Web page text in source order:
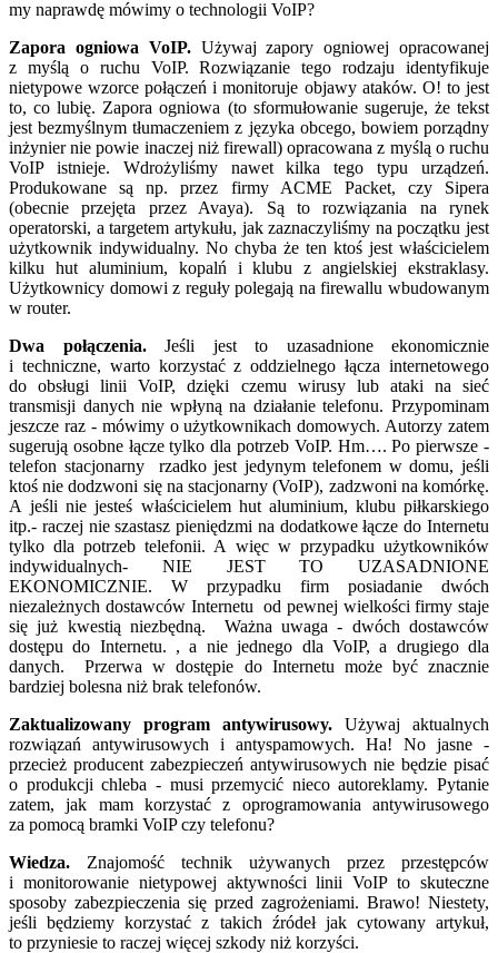
my naprawdę mówimy o technologii VoIP?
Zapora ogniowa VoIP.Używaj zapory ogniowej opracowanej
z myślą o ruchu VoIP. Rozwiązanie tego rodzaju identyfikuje
nietypowe wzorce połączeń i monitoruje objawy ataków. O! to jest
to, co lubię. Zapora ogniowa (to sformułowanie sugeruje, że tekst
jest bezmyślnym tłumaczeniem z języka obcego, bowiem porządny
inżynier nie powie inaczej niż firewall) opracowana z myślą o ruchu
VoIP istnieje. Wdrożyliśmy nawet kilka tego typu urządzeń.
Produkowane są np. przez firmy ACME Packet, czy Sipera
(obecnie przejęta przez Avaya). Są to rozwiązania na rynek
operatorski, a targetem artykułu, jak zaznaczyliśmy na początku jest
użytkownik indywidualny. No chyba że ten ktoś jest właścicielem
kilku hut aluminium, kopalń i klubu z angielskiej ekstraklasy.
Użytkownicy domowi z reguły polegają na firewallu wbudowanym
w router.
Dwa połączenia.Jeśli jest to uzasadnione ekonomicznie
i techniczne, warto korzystać z oddzielnego łącza internetowego
do obsługi linii VoIP, dzięki czemu wirusy lub ataki na sieć
transmisji danych nie wpłyną na działanie telefonu. Przypominam
jeszcze raz - mówimy o użytkownikach domowych. Autorzy zatem
sugerują osobne łącze tylko dla potrzeb VoIP. Hm…. Po pierwsze -
telefon stacjonarny rzadko jest jedynym telefonem w domu, jeśli
ktoś nie dodzwoni się na stacjonarny (VoIP), zadzwoni na komórkę.
A jeśli nie jesteś właścicielem hut aluminium, klubu piłkarskiego
itp.- raczej nie szastasz pieniędzmi na dodatkowe łącze do Internetu
tylko dla potrzeb telefonii. A więc w przypadku użytkowników
indywidualnych- NIE JEST TO UZASADNIONE
EKONOMICZNIE. W przypadku firm posiadanie dwóch
niezależnych dostawców Internetu od pewnej wielkości firmy staje
się już kwestią niezbędną. Ważna uwaga - dwóch dostawców
dostępu do Internetu. , a nie jednego dla VoIP, a drugiego dla
danych. Przerwa w dostępie do Internetu może być znacznie
bardziej bolesna niż brak telefonów.
Zaktualizowany program antywirusowy. Używaj aktualnych
rozwiązań antywirusowych i antyspamowych. Ha! No jasne -
przecież producent zabezpieczeń antywirusowych nie będzie pisać
o produkcji chleba - musi przemycić nieco autoreklamy. Pytanie
zatem, jak mam korzystać z oprogramowania antywirusowego
za pomocą bramki VoIP czy telefonu?
Wiedza. Znajomość technik używanych przez przestępców
i monitorowanie nietypowej aktywności linii VoIP to skuteczne
sposoby zabezpieczenia się przed zagrożeniami. Brawo! Niestety,
jeśli będziemy korzystać z takich źródeł jak cytowany artykuł,
to przyniesie to raczej więcej szkody niż korzyści.